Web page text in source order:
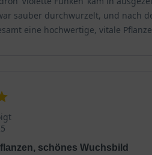
Krankheiten, die den
auf, wenn der Boden zu nass
gehören Gelbfärbung und
der Boden gut durchlässig sein und
sauber durchwurzelt, und nach
eine hochwertige, vitale
schönes Wuchsbild